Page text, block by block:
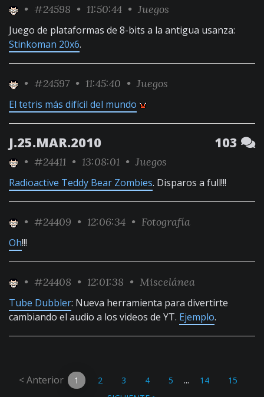
• #24598 • 11:50:44 • Juegos
Juego de plataformas de 8-bits a la antigua usanza:
Stinkoman 20x6.
• #24597 • 11:45:40 • Juegos
El tetris más difícil del mundo
J.25.MAR.2010 103
• #24411 • 13:08:01 • Juegos
Radioactive Teddy Bear Zombies. Disparos a full!!!
• #24409 • 12:06:34 • Fotografía
Oh!!!
• #24408 • 12:01:38 • Miscelánea
Tube Dubbler: Nueva herramienta para divertirte
cambiando el audio a los videos de YT. Ejemplo.
< Anterior 1 2 3 4 5 ... 14
15